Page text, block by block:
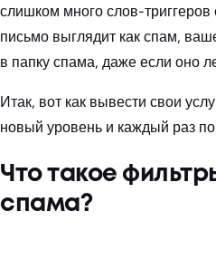
слишком много слов-
письмо выглядит как спам,
в папку спама, даже если оно
Итак, вот как вывести свои
новый уровень и каждый раз
Что такое
спама?